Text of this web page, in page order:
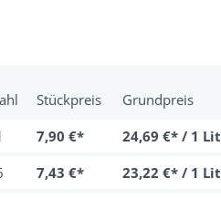
Stückpreis Grundpreis
7,90 €*
24,69 €* / 1
7,43 €* 23,22 €* / 1